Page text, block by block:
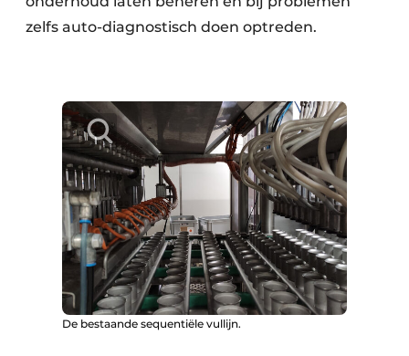
zelfs auto-diagnostisch doen optreden.
De bestaande sequentiële vullijn.